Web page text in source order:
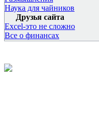
Наука для чайников
Друзья сайта
Excel-это не сложно
Все о финансах